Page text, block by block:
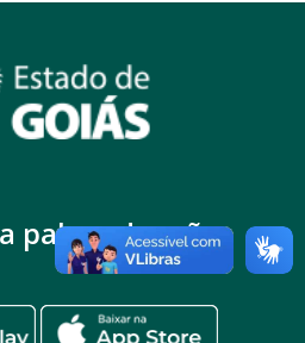
palma da mão